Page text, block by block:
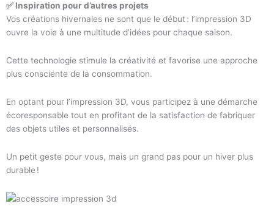
✅ Inspiration pour d’autres projets
Vos créations hivernales ne sont que le début : l’impression 3D
ouvre la voie à une multitude d’idées pour chaque saison.
Cette technologie stimule la créativité et favorise une approche
plus consciente de la consommation.
En optant pour l’impression 3D, vous participez à une démarche
écoresponsable tout en profitant de la satisfaction de fabriquer
des objets utiles et personnalisés.
Un petit geste pour vous, mais un grand pas pour un hiver plus
durable !